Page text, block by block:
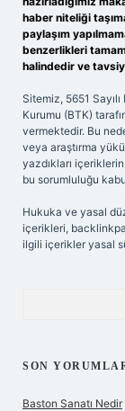
haber niteliği
paylaşım
benzerlikleri
halindedir ve
Sitemiz, 5651
Kurumu (BTK)
vermektedir. Bu
veya araştırma
yazdıkları
bu sorumluluğu
Hukuka ve yasal
içerikleri,
ilgili içerikler yasal
SON
Baston Sanatı Nedir